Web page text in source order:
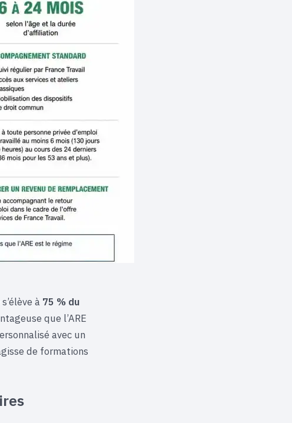
à 75 % du
que l’ARE
avec un
de formations